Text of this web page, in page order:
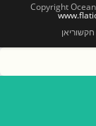
Copyright